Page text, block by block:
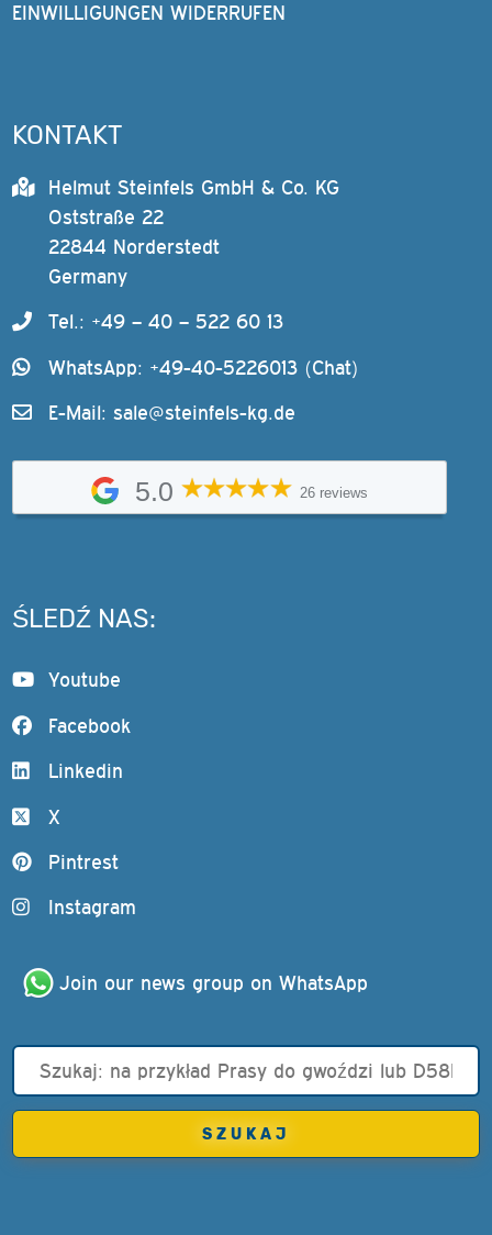
EINWILLIGUNGEN WIDERRUFEN
KONTAKT
Helmut Steinfels GmbH & Co. KG
Oststraße 22
22844 Norderstedt
Germany
Tel.: +49 – 40 – 522 60 13
WhatsApp: +49-40-5226013 (Chat)
E-Mail: sale@steinfels-kg.de
5.0 26 reviews
ŚLEDŹ NAS:
Youtube
Facebook
Linkedin
X
Pintrest
Instagram
Join our news group on WhatsApp